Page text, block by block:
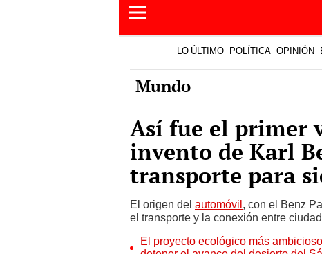
LO ÚLTIMO POLÍTICA OPINIÓN
Mundo
Así fue el primer
invento de Karl
transporte para
El origen del automóvil, con el Benz
el transporte y la conexión entre
El proyecto ecológico más